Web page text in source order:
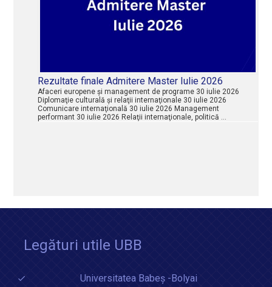
Rezultate finale Admitere Master Iulie 2026
Afaceri europene şi management de programe 30 iulie 2026
Diplomaţie culturală şi relaţii internaţionale 30 iulie 2026
Comunicare internaţională 30 iulie 2026 Management
performant 30 iulie 2026 Relaţii internaţionale, politică …
Legături utile UBB
Universitatea Babeș -Bolyai